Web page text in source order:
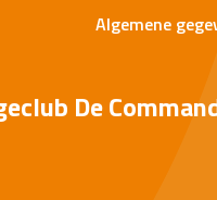
Algemene
De